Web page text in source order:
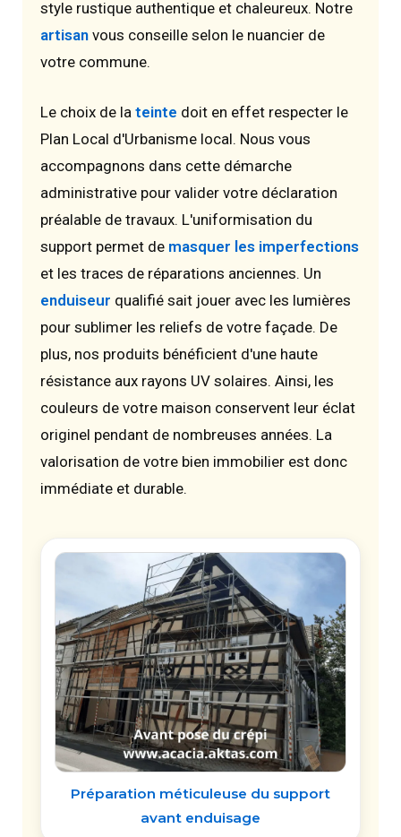
style rustique authentique et chaleureux. Notre
artisan vous conseille selon le nuancier de
votre commune.
Le choix de la teinte doit en effet respecter le
Plan Local d'Urbanisme local. Nous vous
accompagnons dans cette démarche
administrative pour valider votre déclaration
préalable de travaux. L'uniformisation du
support permet de masquer les imperfections
et les traces de réparations anciennes. Un
enduiseur qualifié sait jouer avec les lumières
pour sublimer les reliefs de votre façade. De
plus, nos produits bénéficient d'une haute
résistance aux rayons UV solaires. Ainsi, les
couleurs de votre maison conservent leur éclat
originel pendant de nombreuses années. La
valorisation de votre bien immobilier est donc
immédiate et durable.
Préparation méticuleuse du support
avant enduisage